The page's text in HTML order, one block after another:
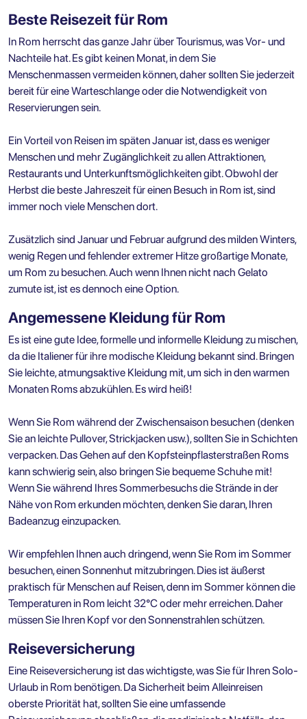
Beste Reisezeit für Rom
In Rom herrscht das ganze Jahr über Tourismus, was Vor- und
Nachteile hat. Es gibt keinen Monat, in dem Sie
Menschenmassen vermeiden können, daher sollten Sie jederzeit
bereit für eine Warteschlange oder die Notwendigkeit von
Reservierungen sein.
Ein Vorteil von Reisen im späten Januar ist, dass es weniger
Menschen und mehr Zugänglichkeit zu allen Attraktionen,
Restaurants und Unterkunftsmöglichkeiten gibt. Obwohl der
Herbst die beste Jahreszeit für einen Besuch in Rom ist, sind
immer noch viele Menschen dort.
Zusätzlich sind Januar und Februar aufgrund des milden Winters,
wenig Regen und fehlender extremer Hitze großartige Monate,
um Rom zu besuchen. Auch wenn Ihnen nicht nach Gelato
zumute ist, ist es dennoch eine Option.
Angemessene Kleidung für Rom
Es ist eine gute Idee, formelle und informelle Kleidung zu mischen,
da die Italiener für ihre modische Kleidung bekannt sind. Bringen
Sie leichte, atmungsaktive Kleidung mit, um sich in den warmen
Monaten Roms abzukühlen. Es wird heiß!
Wenn Sie Rom während der Zwischensaison besuchen (denken
Sie an leichte Pullover, Strickjacken usw.), sollten Sie in Schichten
verpacken. Das Gehen auf den Kopfsteinpflasterstraßen Roms
kann schwierig sein, also bringen Sie bequeme Schuhe mit!
Wenn Sie während Ihres Sommerbesuchs die Strände in der
Nähe von Rom erkunden möchten, denken Sie daran, Ihren
Badeanzug einzupacken.
Wir empfehlen Ihnen auch dringend, wenn Sie Rom im Sommer
besuchen, einen Sonnenhut mitzubringen. Dies ist äußerst
praktisch für Menschen auf Reisen, denn im Sommer können die
Temperaturen in Rom leicht 32°C oder mehr erreichen. Daher
müssen Sie Ihren Kopf vor den Sonnenstrahlen schützen.
Reiseversicherung
Eine Reiseversicherung ist das wichtigste, was Sie für Ihren Solo-
Urlaub in Rom benötigen. Da Sicherheit beim Alleinreisen
oberste Priorität hat, sollten Sie eine umfassende